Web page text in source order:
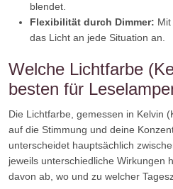
blendet.
Flexibilität durch Dimmer:
das Licht an jede Situation an.
Welche Lichtfarbe
besten für
Die Lichtfarbe, gemessen in Kelvin
auf die Stimmung und deine
unterscheidet hauptsächlich
jeweils unterschiedliche Wirkungen
davon ab, wo und zu welcher